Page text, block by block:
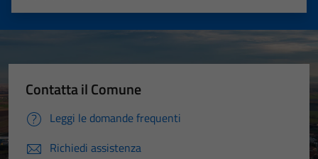
Valuta 5 stelle su 5
Valuta 4 stelle su 5
Valuta 3 stelle su 5
Valuta 2 stelle su 5
Valuta 1 stelle su 5
Contatta il Comune
Leggi le domande frequenti
Richiedi assistenza